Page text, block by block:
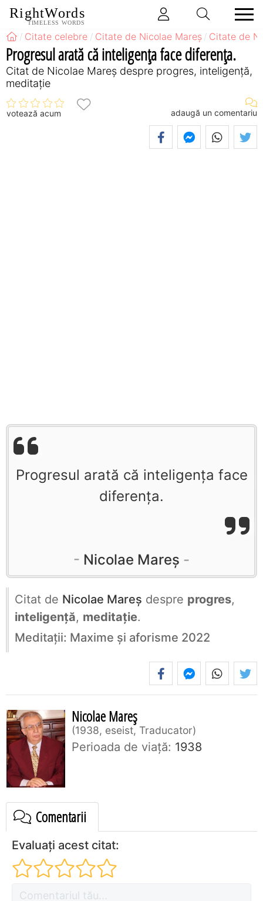
RightWords
TIMELESS WORDS
Citate celebre Citate de Nicolae Mareș Citate de
Progresul arată că inteligența face diferența.
Citat de Nicolae Mareș despre progres, inteligență,
meditație
votează acum adaugă un comentariu
Progresul arată că inteligența face
diferența.
Nicolae Mareș
Citat de Nicolae Mareș despre progres,
inteligență, meditație.
Meditații: Maxime și aforisme 2022
Nicolae Mareș
1938, eseist, Traducator
Perioada de viaţă: 1938
Comentarii
Evaluați acest citat: